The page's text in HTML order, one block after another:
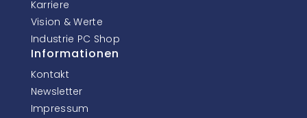
Karriere
Vision & Werte
Industrie PC Shop
Informationen
Kontakt
Newsletter
Impressum